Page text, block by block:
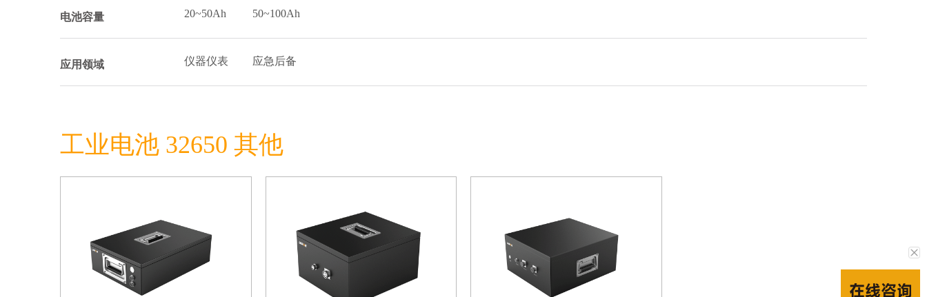
电池容量 20~50Ah 50~100Ah
应用领域 仪器仪表 应急后备
工业电池 32650 其他